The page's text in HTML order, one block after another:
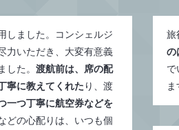
しました。コンシェルジ
力いただき、大変有意義
した。 渡航前は、席の配
寧に教えてくれた り、渡
一つ丁寧に航空券などを
どの心配りは、いつも個
旅
の
で